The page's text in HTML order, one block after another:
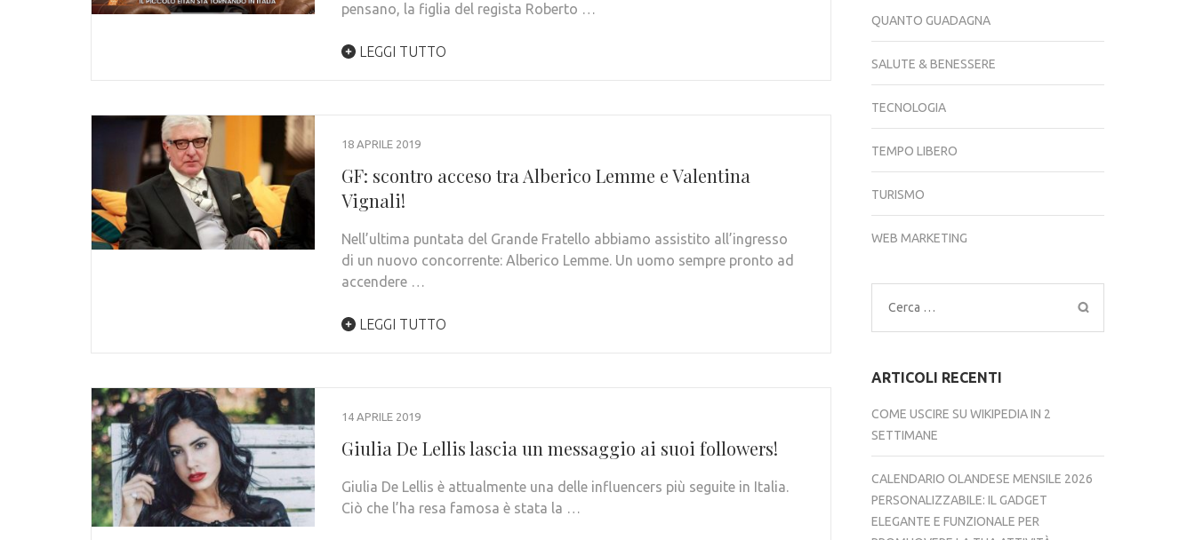
pensano, la figlia del regista Roberto …
LEGGI TUTTO
18 APRILE 2019
GF: scontro acceso tra Alberico Lemme e Valentina
Vignali!
Nell’ultima puntata del Grande Fratello abbiamo assistito all’ingresso
di un nuovo concorrente: Alberico Lemme. Un uomo sempre pronto ad
accendere …
LEGGI TUTTO
14 APRILE 2019
Giulia De Lellis lascia un messaggio ai suoi followers!
Giulia De Lellis è attualmente una delle influencers più seguite in Italia.
Ciò che l’ha resa famosa è stata la …
QUANTO GUADAGNA
SALUTE & BENESSERE
TECNOLOGIA
TEMPO LIBERO
TURISMO
WEB MARKETING
Ricerca
per:
ARTICOLI RECENTI
COME USCIRE SU WIKIPEDIA IN 2
SETTIMANE
CALENDARIO OLANDESE MENSILE 2026
PERSONALIZZABILE: IL GADGET
ELEGANTE E FUNZIONALE PER